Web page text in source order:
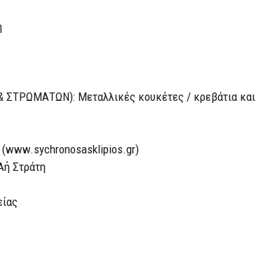
Mεταλλικές κουκέτες / κρεβάτια και
(www.sychronosasklipios.gr)
Στράτη